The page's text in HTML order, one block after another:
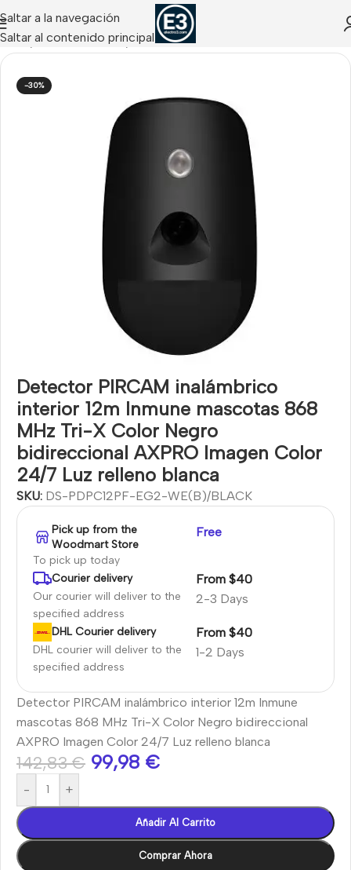
Saltar a la navegación
Saltar al contenido principal
Inicio Hikvision Alarms/Detectores AX-PRO
-30%
Detector PIRCAM inalámbrico
interior 12m Inmune mascotas 868
MHz Tri-X Color Negro
bidireccional AXPRO Imagen Color
24/7 Luz relleno blanca
SKU: DS-PDPC12PF-EG2-WE(B)/BLACK
Pick up from the
Woodmart Store
To pick up today
Free
Courier delivery
Our courier will deliver to the
specified address
2-3 Days
From $40
DHL Courier delivery
DHL courier will deliver to the
specified address
1-2 Days
From $40
Detector PIRCAM inalámbrico interior 12m Inmune
mascotas 868 MHz Tri-X Color Negro bidireccional
AXPRO Imagen Color 24/7 Luz relleno blanca
142,83€ 99,98 €
- +
Añadir Al Carrito
Comprar Ahora